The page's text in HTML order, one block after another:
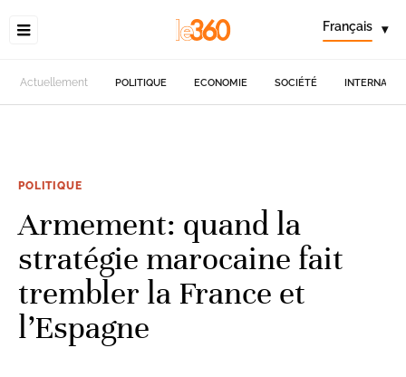
Français ▾
Actuellement POLITIQUE ECONOMIE SOCIÉTÉ
POLITIQUE
Armement: quand la
stratégie marocaine fait
trembler la France et
l’Espagne